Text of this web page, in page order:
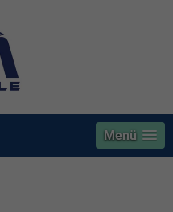
Menü